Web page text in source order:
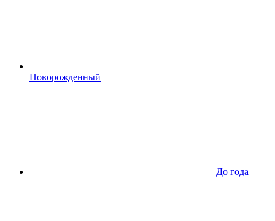
Новорожденный
До года